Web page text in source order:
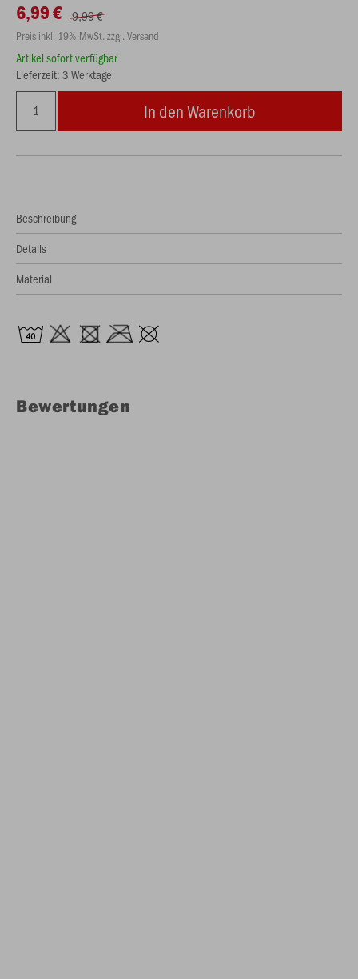
6,99 € 9,99 €
Preis inkl. 19% MwSt. zzgl. Versand
Artikel sofort verfügbar
Lieferzeit: 3 Werktage
In den Warenkorb
Beschreibung
Details
Material
Bewertungen